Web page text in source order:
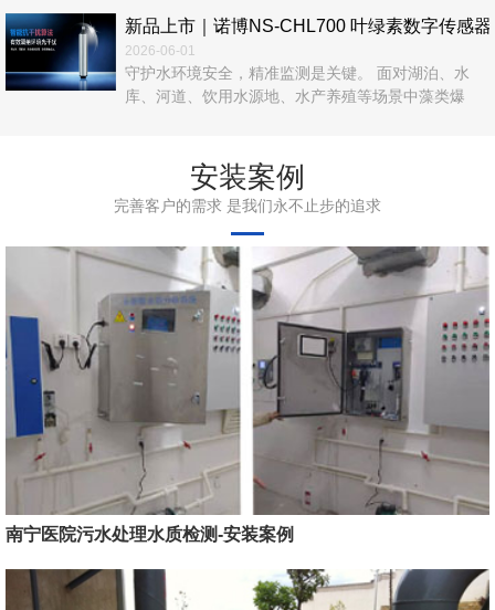
新品上市｜诺博NS‑CHL700 叶绿素数字传感
2026-06-01
守护水环境安全，精准监测是关键。 面对湖泊、水
库、河道、饮用水源地、水产养殖等场景中藻类爆
时在线管控需求。 诺博仪器自主研发，NS‑CHL700
叶绿素数字传感器正式上市！以光学荧光法为核心，
无试剂、无污染、高精度、易集成，为水体叶绿素a在
线监测提供一站式解决方案。 ...
安装案例
完善客户的需求 是我们永不止步的追求
南宁医院污水处理水质检测-安装案例